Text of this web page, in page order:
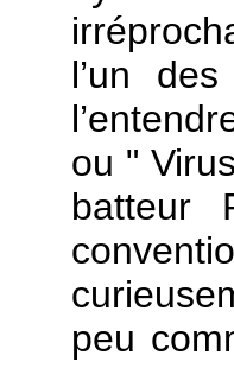
l’un
ou "
batteur
peu